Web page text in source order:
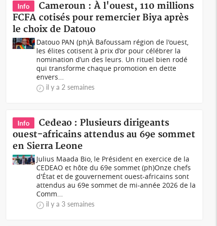
Info
Cameroun : À l'ouest, 110 millions
FCFA cotisés pour remercier Biya après
le choix de Datouo
Datouo PAN (ph)À Bafoussam région de l'ouest,
les élites cotisent à prix d’or pour célébrer la
nomination d’un des leurs. Un rituel bien rodé
qui transforme chaque promotion en dette
envers...
il y a 2 semaines
Info
Cedeao : Plusieurs dirigeants
ouest-africains attendus au 69e sommet
en Sierra Leone
Julius Maada Bio, le Président en exercice de la
CEDEAO et hôte du 69e sommet (ph)Onze chefs
d'État et de gouvernement ouest-africains sont
attendus au 69e sommet de mi-année 2026 de la
Comm...
il y a 3 semaines